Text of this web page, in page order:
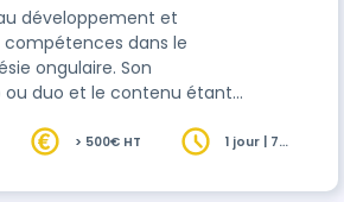
développement et
compétences dans le
ongulaire. Son
ou duo et le contenu étant
> 500€ HT
1 jour | 7